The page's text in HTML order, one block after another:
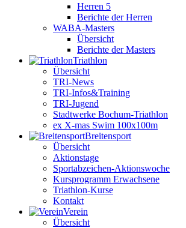
Herren 5
Berichte der Herren
WABA-Masters
Übersicht
Berichte der Masters
Triathlon
Übersicht
TRI-News
TRI-Infos&Training
TRI-Jugend
Stadtwerke Bochum-Triathlon
ex X-mas Swim 100x100m
Breiten­sport
Übersicht
Aktionstage
Sportabzeichen-Aktionswoche
Kursprogramm Erwachsene
Triathlon-Kurse
Kontakt
Verein
Übersicht